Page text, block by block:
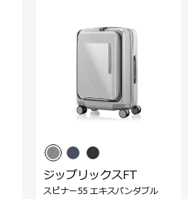
ジップリックスFT
スピナー55 エキスパンダブル